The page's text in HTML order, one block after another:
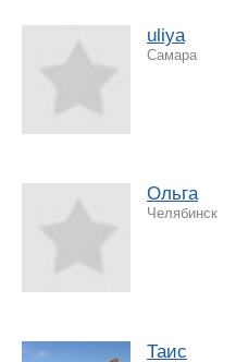
uliya
Самара
Ольга
Челябинск
Таис